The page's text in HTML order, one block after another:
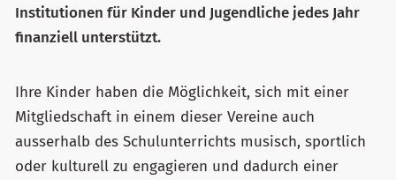
Institutionen für Kinder und Jugendliche jedes Jahr
finanziell unterstützt.
Ihre Kinder haben die Möglichkeit, sich mit einer
Mitgliedschaft in einem dieser Vereine auch
ausserhalb des Schulunterrichts musisch, sportlich
oder kulturell zu engagieren und dadurch einer